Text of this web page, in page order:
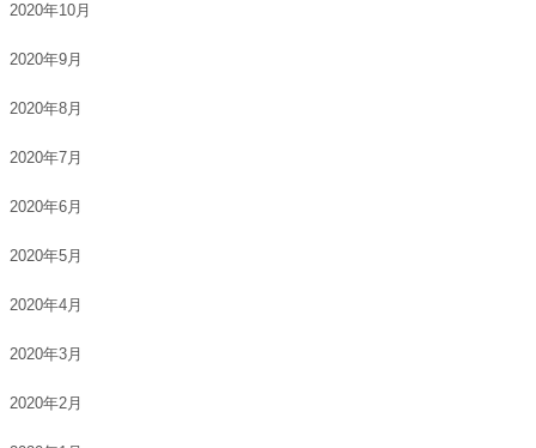
2020年10月
2020年9月
2020年8月
2020年7月
2020年6月
2020年5月
2020年4月
2020年3月
2020年2月